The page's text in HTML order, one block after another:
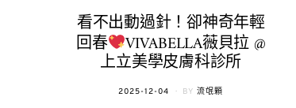
看不出動過針！卻神奇年輕
回春 VIVABELLA薇貝拉 @
上立美學皮膚科診所
POSTED
2025-12-04 BY 流氓顆